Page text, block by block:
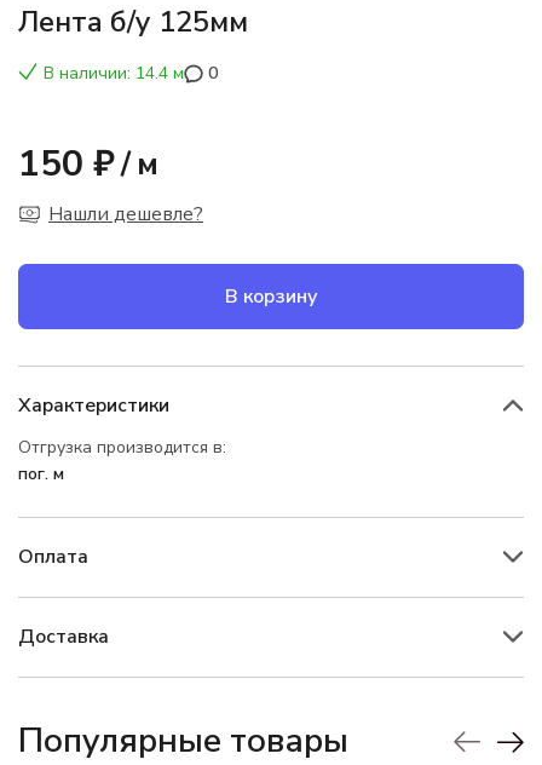
Лента б/у 125мм
В наличии: 14.4 м 0
150 ₽/ м
Нашли дешевле?
В корзину
Характеристики
Отгрузка производится в:
пог. м
Оплата
Доставка
Популярные товары